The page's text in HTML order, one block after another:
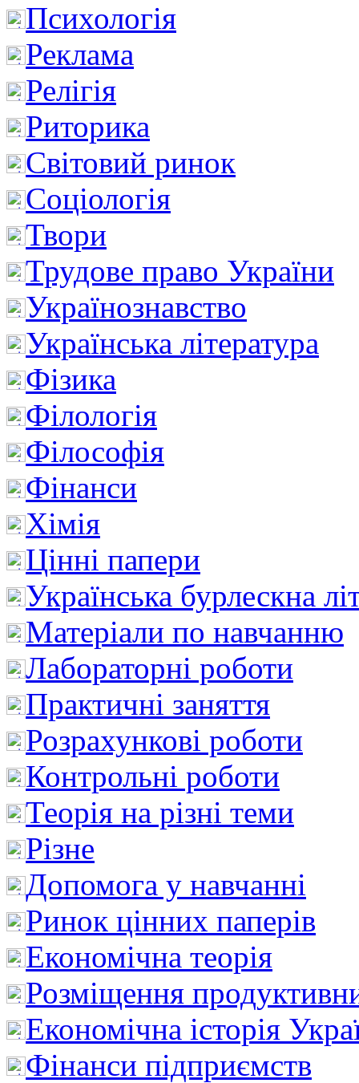
Психологія
Реклама
Релігія
Риторика
Світовий ринок
Соціологія
Твори
Трудове право України
Українознавство
Українська література
Фізика
Філологія
Філософія
Фінанси
Хімія
Цінні папери
Українська бурлескна
Матеріали по навчанню
Лабораторні роботи
Практичні заняття
Розрахункові роботи
Контрольні роботи
Теорія на різні теми
Різне
Допомога у навчанні
Ринок цінних паперів
Економічна теорія
Розміщення
Економічна історія
Фінанси підприємств